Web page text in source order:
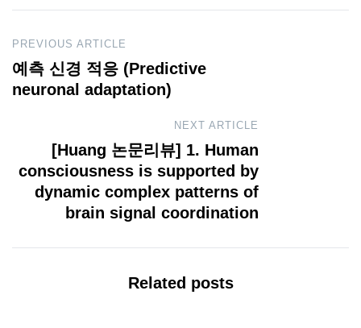
Post
navigation
PREVIOUS ARTICLE
예측 신경 적응 (Predictive
neuronal adaptation)
NEXT ARTICLE
[Huang 논문리뷰] 1. Human
consciousness is supported by
dynamic complex patterns of
brain signal coordination
Related posts